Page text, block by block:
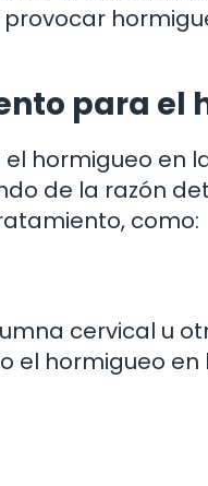
para el
hormigueo en
de la razón
como:
cervical u
el hormigueo